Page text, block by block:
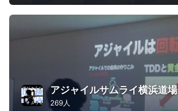
アジャイルサムライ横浜道場
269人